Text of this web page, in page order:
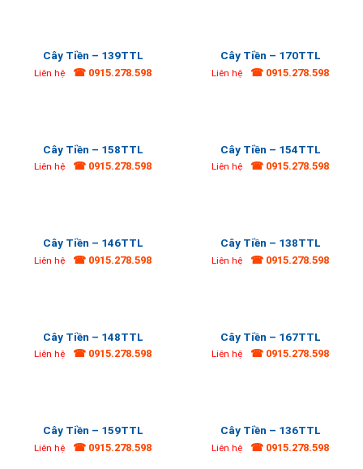
Cây Tiền – 139TTL
Liên hệ ☎ 0915.278.598
Cây Tiền – 170TTL
Liên hệ ☎ 0915.278.598
Cây Tiền – 158TTL
Liên hệ ☎ 0915.278.598
Cây Tiền – 154TTL
Liên hệ ☎ 0915.278.598
Cây Tiền – 146TTL
Liên hệ ☎ 0915.278.598
Cây Tiền – 138TTL
Liên hệ ☎ 0915.278.598
Cây Tiền – 148TTL
Liên hệ ☎ 0915.278.598
Cây Tiền – 167TTL
Liên hệ ☎ 0915.278.598
Cây Tiền – 159TTL
Liên hệ ☎ 0915.278.598
Cây Tiền – 136TTL
Liên hệ ☎ 0915.278.598